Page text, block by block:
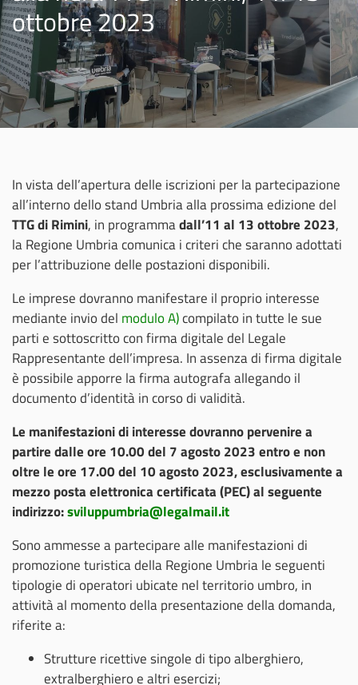
ottobre 2023
In vista dell’apertura delle iscrizioni per la partecipazione
all’interno dello stand Umbria alla prossima edizione del
TTG di Rimini, in programmadall’11 al 13 ottobre 2023,
la Regione Umbria comunica i criteri che saranno adottati
per l’attribuzione delle postazioni disponibili.
Le imprese dovranno manifestare il proprio interesse
mediante invio del modulo A)compilato in tutte le sue
parti e sottoscritto con firma digitale del Legale
Rappresentante dell’impresa. In assenza di firma digitale
è possibile apporre la firma autografa allegando il
documento d’identità in corso di validità.
Le manifestazioni di interesse dovranno pervenire a
partire dalle ore 10.00 del 7 agosto 2023 entro e non
oltre le ore 17.00 del 10 agosto 2023, esclusivamente a
mezzo posta elettronica certificata (PEC) al seguente
indirizzo:sviluppumbria@legalmail.it
Sono ammesse a partecipare alle manifestazioni di
promozione turistica della Regione Umbria le seguenti
tipologie di operatori ubicate nel territorio umbro, in
attività al momento della presentazione della domanda,
riferite a:
Strutture ricettive singole di tipo alberghiero,
extralberghiero e altri esercizi;